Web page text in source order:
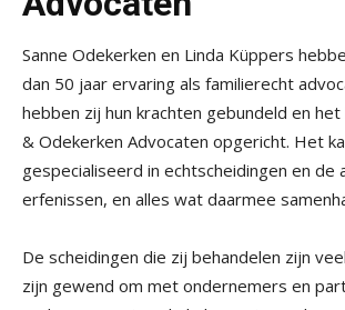
Sanne Odekerken en Linda Küppers
dan 50 jaar ervaring als familierecht
hebben zij hun krachten gebundeld en
& Odekerken Advocaten opgericht. Het
gespecialiseerd in echtscheidingen en de
erfenissen, en alles wat daarmee
De scheidingen die zij behandelen zijn
zijn gewend om met ondernemers en